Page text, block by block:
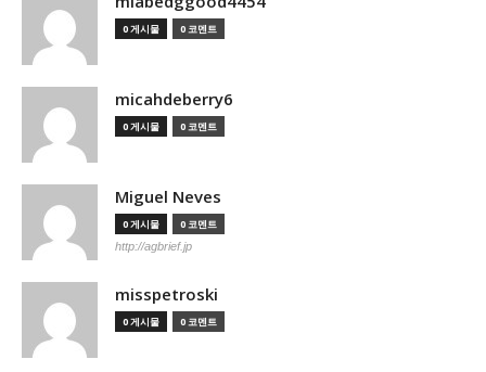
0 게시물 0 코멘트
micahdeberry6
0 게시물 0 코멘트
Miguel Neves
0 게시물 0 코멘트
http://agbrief.jp
misspetroski
0 게시물 0 코멘트